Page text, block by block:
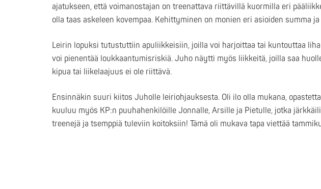
ajatukseen, että voimanostajan on treenattava riittävillä kuormilla eri
olla taas askeleen kovempaa. Kehittyminen on monien eri asioiden summa
Leirin lopuksi tutustuttiin apuliikkeisiin, joilla voi harjoittaa tai kuntouttaa
voi pienentää loukkaantumisriskiä. Juho näytti myös liikkeitä, joilla saa
kipua tai liikelaajuus ei ole riittävä.
Ensinnäkin suuri kiitos Juholle leiriohjauksesta. Oli ilo olla mukana,
kuuluu myös KP:n puuhahenkilöille Jonnalle, Arsille ja Pietulle, jotka
treenejä ja tsemppiä tuleviin koitoksiin! Tämä oli mukava tapa viettää